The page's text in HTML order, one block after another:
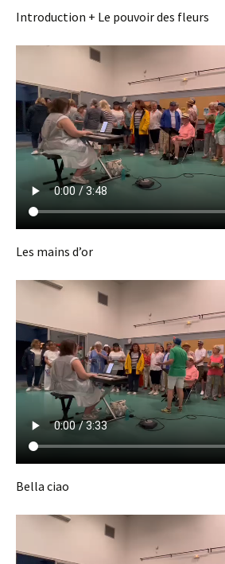
Introduction + Le pouvoir des fleurs
Les mains d’or
Bella ciao